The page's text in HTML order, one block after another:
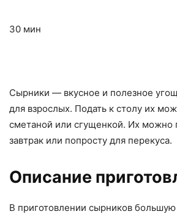
30 мин
Сырники — вкусное и полезное
для взрослых. Подать к столу их
сметаной или сгущенкой. Их можно
завтрак или попросту для перекуса.
Описание
В приготовлении сырников